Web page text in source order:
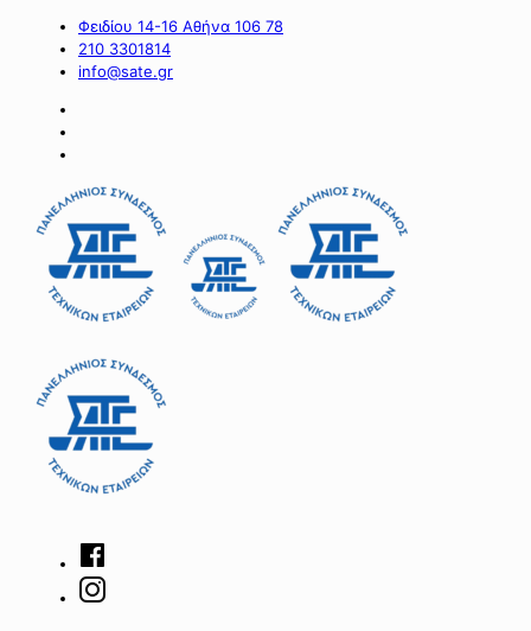
Φειδίου 14-16 Αθήνα 106 78
210 3301814
info@sate.gr